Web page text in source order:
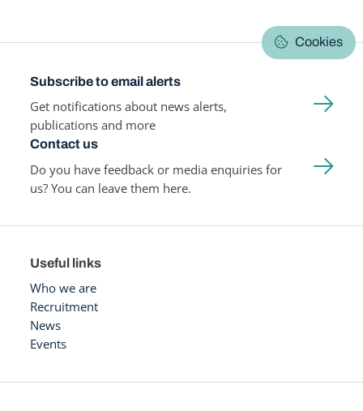
Cookies
Subscribe to email alerts
Get notifications about news alerts,
publications and more
Contact us
Do you have feedback or media enquiries for
us? You can leave them here.
Useful links
Who we are
Recruitment
News
Events